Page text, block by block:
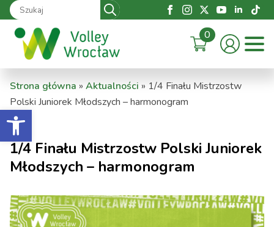
Otwórz pasek narzędzi
Search
for:
0
Strona główna » Aktualności » 1/4 Finału Mistrzostw
Polski Juniorek Młodszych – harmonogram
1/4 Finału Mistrzostw Polski Juniorek
Młodszych – harmonogram